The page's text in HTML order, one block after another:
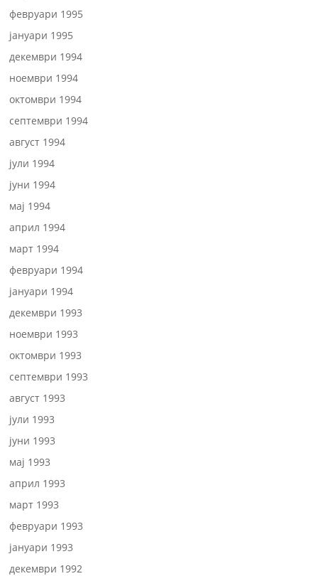
февруари 1995
јануари 1995
декември 1994
ноември 1994
октомври 1994
септември 1994
август 1994
јули 1994
јуни 1994
мај 1994
април 1994
март 1994
февруари 1994
јануари 1994
декември 1993
ноември 1993
октомври 1993
септември 1993
август 1993
јули 1993
јуни 1993
мај 1993
април 1993
март 1993
февруари 1993
јануари 1993
декември 1992